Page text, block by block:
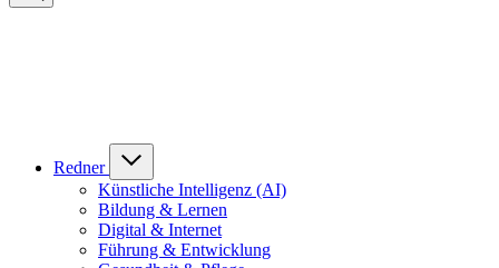
Redner
Künstliche Intelligenz (AI)
Bildung & Lernen
Digital & Internet
Führung & Entwicklung